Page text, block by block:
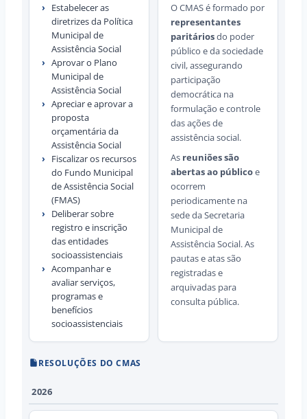
›
Estabelecer as
diretrizes da Política
Municipal de
Assistência Social
› Aprovar o Plano
Municipal de
Assistência Social
› Apreciar e aprovar a
proposta
orçamentária da
Assistência Social
›
Fiscalizar os recursos
do Fundo Municipal
de Assistência Social
(FMAS)
›
Deliberar sobre
registro e inscrição
das entidades
socioassistenciais
› Acompanhar e
avaliar serviços,
programas e
benefícios
socioassistenciais
O CMAS é formado por
representantes
paritáriosdo poder
público e da sociedade
civil, assegurando
participação
democrática na
formulação e controle
das ações de
assistência social.
As reuniões são
abertas ao públicoe
ocorrem
periodicamente na
sede da Secretaria
Municipal de
Assistência Social. As
pautas e atas são
registradas e
arquivadas para
consulta pública.
RESOLUÇÕES DO CMAS
2026